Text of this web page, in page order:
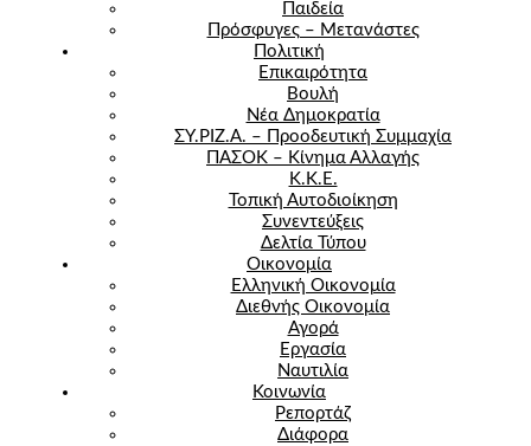
Παιδεία
Πρόσφυγες – Μετανάστες
Πολιτική
Επικαιρότητα
Βουλή
Νέα Δημοκρατία
ΣΥ.ΡΙΖ.Α. – Προοδευτική Συμμαχία
ΠΑΣΟΚ – Κίνημα Αλλαγής
Κ.Κ.Ε.
Τοπική Αυτοδιοίκηση
Συνεντεύξεις
Δελτία Τύπου
Οικονομία
Ελληνική Οικονομία
Διεθνής Οικονομία
Αγορά
Εργασία
Ναυτιλία
Κοινωνία
Ρεπορτάζ
Διάφορα